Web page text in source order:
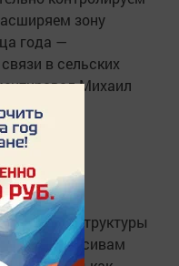
зону
года —
в сельских
Михаил
инфраструктуры
массивам